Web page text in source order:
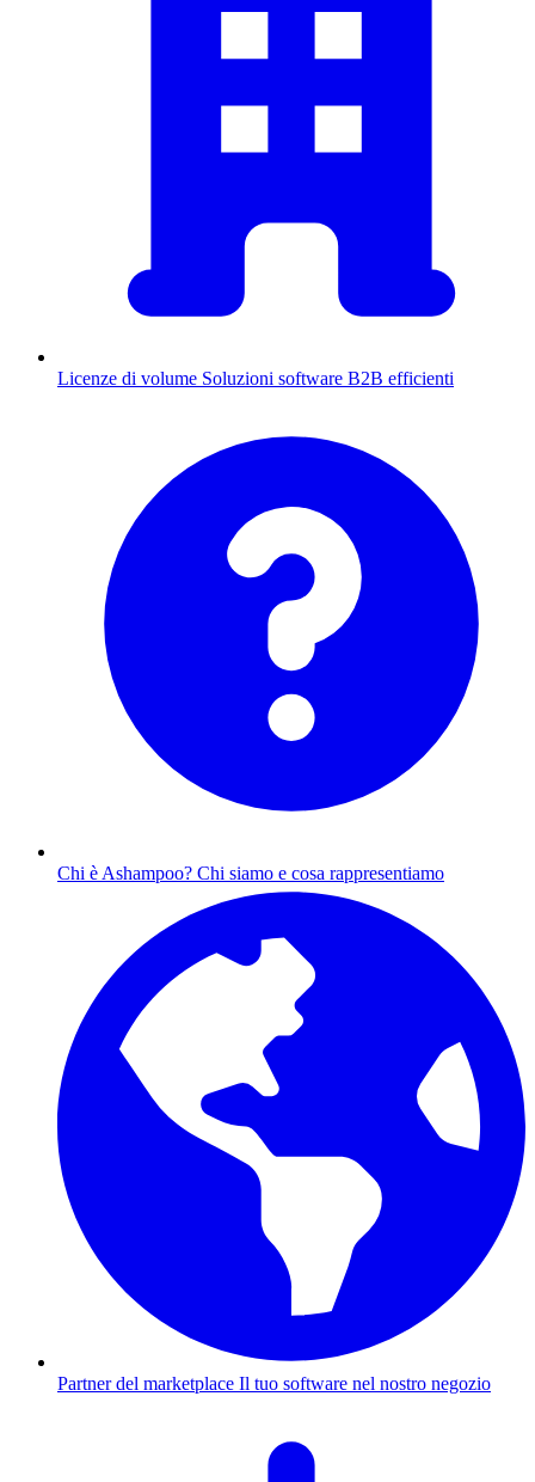
Licenze di volume Soluzioni software B2B efficienti
Chi è Ashampoo? Chi siamo e cosa rappresentiamo
Partner del marketplace Il tuo software nel nostro negozio